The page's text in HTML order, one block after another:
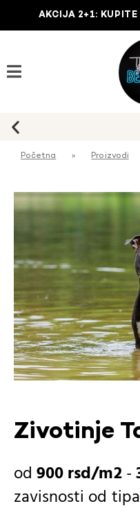
AKCIJA 2+1:
Početna » Proizvodi
Zivotinje
900rsd -
zavisnosti od